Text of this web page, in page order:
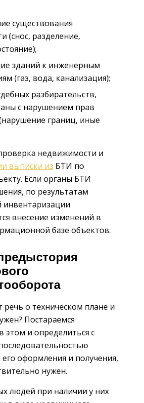
существования
(снос, разделение,
зданий к инженерным
(газ, вода, канализация);
разбирательств,
с нарушением прав
границ, иные
недвижимости и
выписки из БТИ по
Если органы БТИ
по результатам
инвентаризации
внесение изменений в
базе объектов.
речь о техническом плане и
Постараемся
этом и определиться с
его оформления и получения,
нужен.
людей при наличии у них